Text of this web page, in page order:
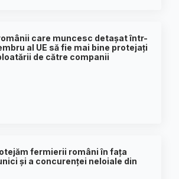
care muncesc detașat într-
al UE să fie mai bine protejați
de către companii
fermierii români în fața
și a concurenței neloiale din